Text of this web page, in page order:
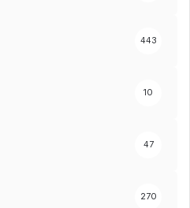
443
10
47
270